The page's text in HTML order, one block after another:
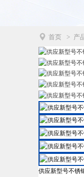
 首页 > 产
供应新型号不锈